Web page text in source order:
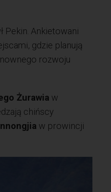
Pekin. Ankietowani
gdzie planują
rozwoju
Żurawia w
chińscy
w prowincji